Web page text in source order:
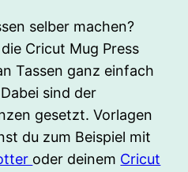
selber machen?
Cricut Mug Press
Tassen ganz einfach
sind der
gesetzt. Vorlagen
du zum Beispiel mit
oder deinem Cricut